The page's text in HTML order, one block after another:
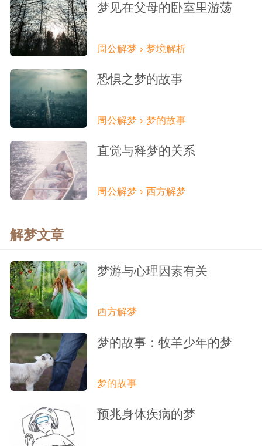
梦见在父母的卧室里游荡
周公解梦 › 梦境解析
恐惧之梦的故事
周公解梦 › 梦的故事
直觉与释梦的关系
周公解梦 › 西方解梦
解梦文章
梦游与心理因素有关
西方解梦
梦的故事：牧羊少年的梦
梦的故事
预兆身体疾病的梦